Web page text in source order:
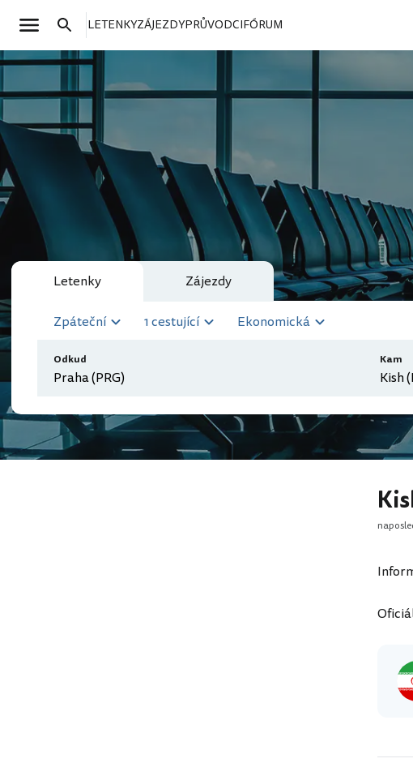
LETENKYZÁJEZDYPRŮVODCIFÓRUM
Letenky Zájezdy
Zpáteční 1 cestující Ekonomická
Odkud Kam